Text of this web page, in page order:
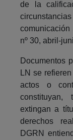
de la
nº 30, abril-
Documentos
LN se
actos o
constituyan,
extingan a
derechos
DGRN